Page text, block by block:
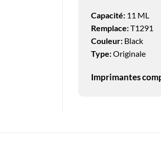
Capacité:11 ML
Remplace:T1291
Couleur: Black
Type:Originale
Imprimantes